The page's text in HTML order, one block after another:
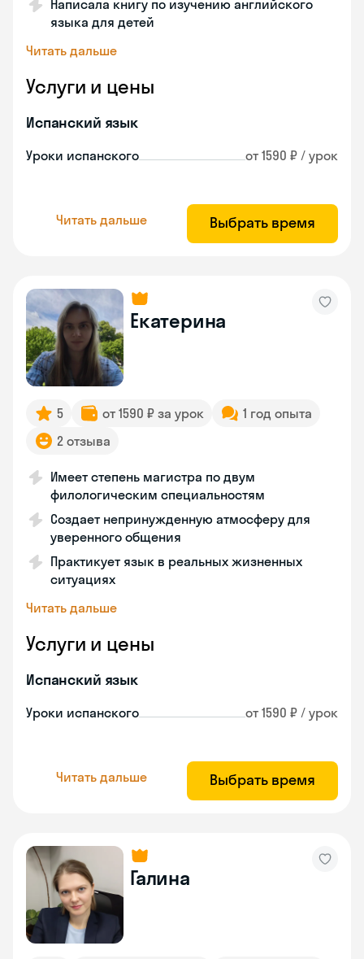
Написала книгу по изучению английского
языка для детей
Читать дальше
Услуги и цены
Испанский язык
Уроки испанского от 1590 ₽ / урок
Читать дальше Выбрать время
Екатерина
5 от 1590 ₽ за урок
1 год опыта
2 отзыва
Имеет степень магистра по двум
филологическим специальностям
Создает непринужденную атмосферу для
уверенного общения
Практикует язык в реальных жизненных
ситуациях
Читать дальше
Услуги и цены
Испанский язык
Уроки испанского от 1590 ₽ / урок
Читать дальше Выбрать время
Галина